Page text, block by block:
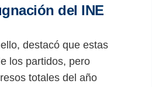
del INE
destacó que estas
los partidos, pero
totales del año